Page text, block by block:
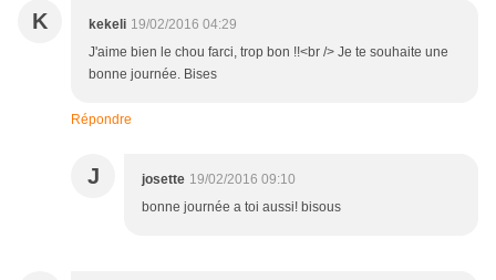
K kekeli 19/02/2016 04:29
J'aime bien le chou farci, trop bon !!<br /> Je te souhaite une
bonne journée. Bises
Répondre
J josette 19/02/2016 09:10
bonne journée a toi aussi! bisous